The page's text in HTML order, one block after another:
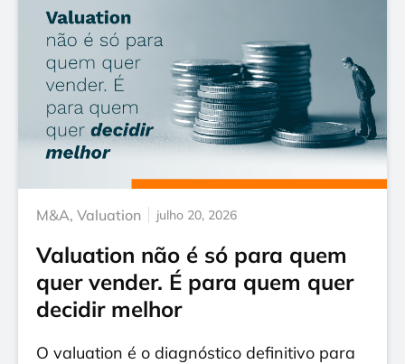
M&A, Valuation julho 20, 2026
Valuation não é só para quem
quer vender. É para quem quer
decidir melhor
O valuation é o diagnóstico definitivo para